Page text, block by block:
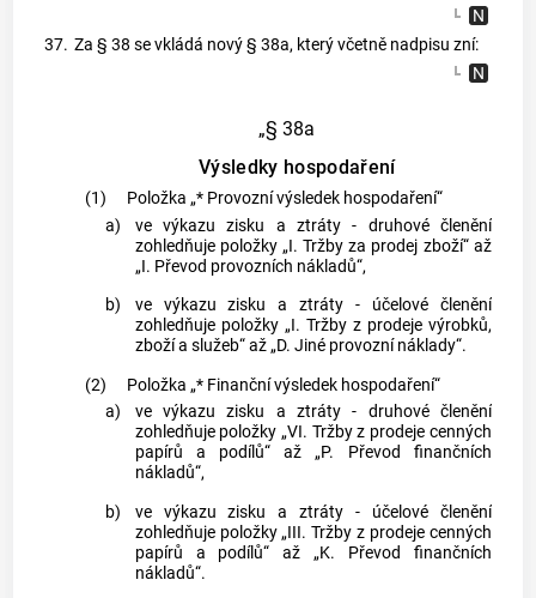
37. Za § 38 se vkládá nový § 38a, který včetně nadpisu zní:
„§ 38a
Výsledky hospodaření
(1)
Položka „* Provozní výsledek hospodaření“
a)
ve výkazu zisku a ztráty - druhové členění
zohledňuje položky „I. Tržby za prodej zboží“ až
„I. Převod provozních nákladů“,
b)
ve výkazu zisku a ztráty - účelové členění
zohledňuje položky „I. Tržby z prodeje výrobků,
zboží a služeb“ až „D. Jiné provozní náklady“.
(2)
Položka „* Finanční výsledek hospodaření“
a)
ve výkazu zisku a ztráty - druhové členění
zohledňuje položky „VI. Tržby z prodeje cenných
papírů a podílů“ až „P. Převod finančních
nákladů“,
b)
ve výkazu zisku a ztráty - účelové členění
zohledňuje položky „III. Tržby z prodeje cenných
papírů a podílů“ až „K. Převod finančních
nákladů“.